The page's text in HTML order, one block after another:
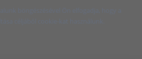
böngészésével Ön elfogadja, hogy a
céljából cookie-kat használunk.